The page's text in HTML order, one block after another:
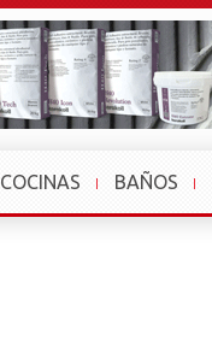
COCINAS BAÑOS